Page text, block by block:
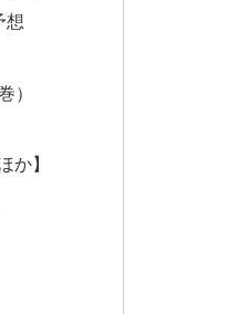
想
）
か】